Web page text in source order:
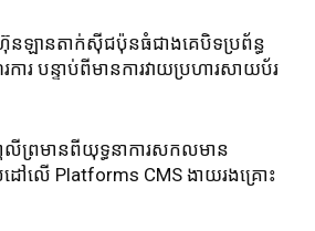
នឡានតាក់ស៊ីជប៉ុនធំជាងគេបិទប្រព័ន្ធ
ារ បន្ទាប់ពីមានការវាយប្រហារសាយប័រ
លីព្រមានពីយុទ្ធនាការសកលមាន
ៅលើ Platforms CMS ងាយរងគ្រោះ